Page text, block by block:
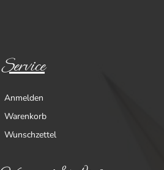
Service
Anmelden
Warenkorb
Wunschzettel